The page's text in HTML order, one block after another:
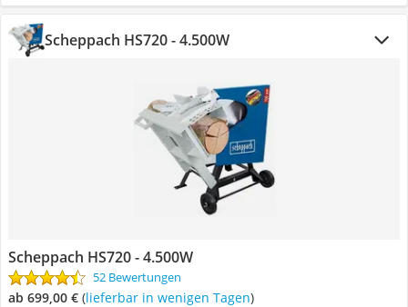
Scheppach HS720 - 4.500W
Scheppach HS720 - 4.500W
52 Bewertungen
ab 699,00 € ( Lieferbar in wenigen Tagen)